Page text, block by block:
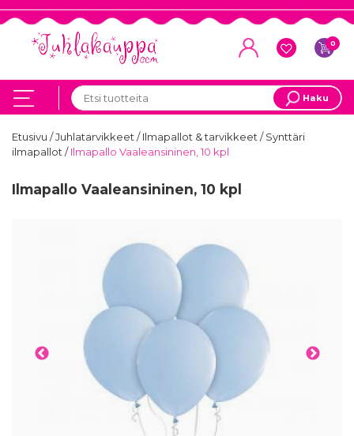
0
Haku
Etusivu /Juhlatarvikkeet/Ilmapallot & tarvikkeet/Synttäri
ilmapallot/Ilmapallo Vaaleansininen, 10 kpl
Ilmapallo Vaaleansininen, 10 kpl